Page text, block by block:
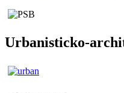
Urbanisticko-